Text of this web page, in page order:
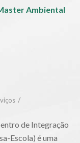
Ambiental
/
de Integração
Escola) é uma